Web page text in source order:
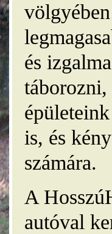
és
is, és
számára.
A
autóval